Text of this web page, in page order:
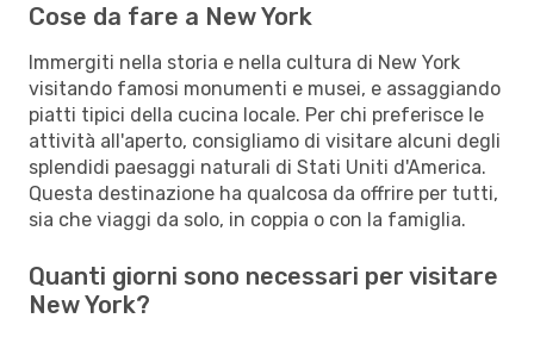
Cose da fare a New York
Immergiti nella storia e nella cultura di New York
visitando famosi monumenti e musei, e assaggiando
piatti tipici della cucina locale. Per chi preferisce le
attività all'aperto, consigliamo di visitare alcuni degli
splendidi paesaggi naturali di Stati Uniti d'America.
Questa destinazione ha qualcosa da offrire per tutti,
sia che viaggi da solo, in coppia o con la famiglia.
Quanti giorni sono necessari per visitare
New York?